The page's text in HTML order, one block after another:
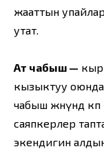
жааттын
утат.
Ат чабыш —
кызыктуу
чабыш жөнүндө
саяпкерлер
экендигин